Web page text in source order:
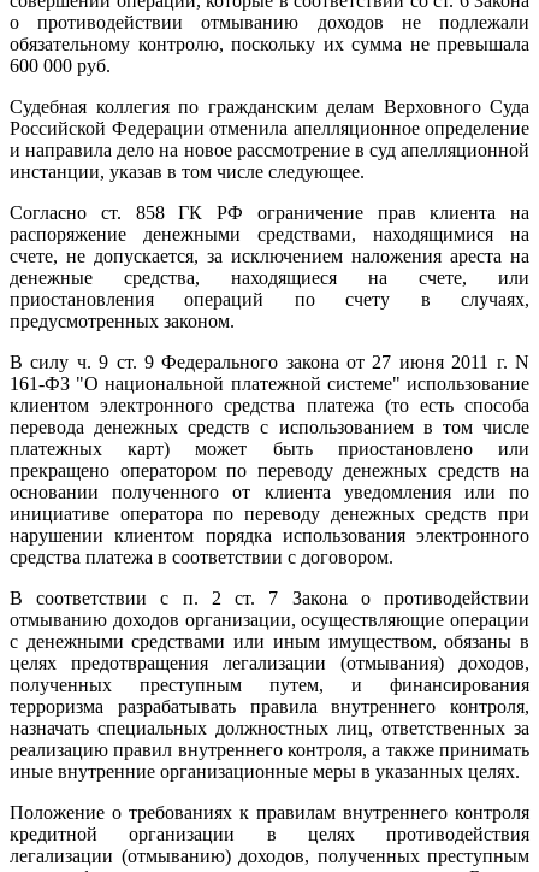
о противодействии отмыванию доходов не подлежали
обязательному контролю, поскольку их сумма не превышала
600 000 руб.
Судебная коллегия по гражданским делам Верховного Суда
Российской Федерации отменила апелляционное определение
и направила дело на новое рассмотрение в суд апелляционной
инстанции, указав в том числе следующее.
Согласно ст. 858 ГК РФ ограничение прав клиента на
распоряжение денежными средствами, находящимися на
счете, не допускается, за исключением наложения ареста на
денежные средства, находящиеся на счете, или
приостановления операций по счету в случаях,
предусмотренных законом.
В силу ч. 9 ст. 9 Федерального закона от 27 июня 2011 г. N
161-ФЗ "О национальной платежной системе" использование
клиентом электронного средства платежа (то есть способа
перевода денежных средств с использованием в том числе
платежных карт) может быть приостановлено или
прекращено оператором по переводу денежных средств на
основании полученного от клиента уведомления или по
инициативе оператора по переводу денежных средств при
нарушении клиентом порядка использования электронного
средства платежа в соответствии с договором.
В соответствии с п. 2 ст. 7 Закона о противодействии
отмыванию доходов организации, осуществляющие операции
с денежными средствами или иным имуществом, обязаны в
целях предотвращения легализации (отмывания) доходов,
полученных преступным путем, и финансирования
терроризма разрабатывать правила внутреннего контроля,
назначать специальных должностных лиц, ответственных за
реализацию правил внутреннего контроля, а также принимать
иные внутренние организационные меры в указанных целях.
Положение о требованиях к правилам внутреннего контроля
кредитной организации в целях противодействия
легализации (отмыванию) доходов, полученных преступным